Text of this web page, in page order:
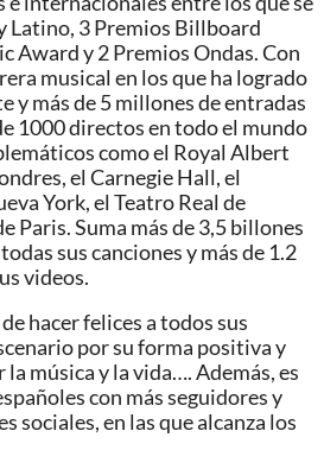
Latino, 3 Premios Billboard
Award y 2 Premios Ondas. Con
musical en los que ha logrado
y más de 5 millones de entradas
1000 directos en todo el mundo
como el Royal Albert
el Carnegie Hall, el
York, el Teatro Real de
Paris. Suma más de 3,5 billones
sus canciones y más de 1.2
videos.
hacer felices a todos sus
por su forma positiva y
música y la vida…. Además, es
con más seguidores y
sociales, en las que alcanza los